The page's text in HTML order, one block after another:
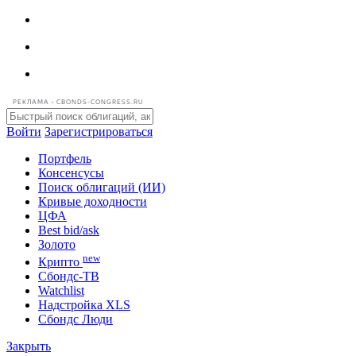
РЕКЛАМА • CBONDS-CONGRESS.RU
Войти Зарегистрироваться
Портфель
Консенсусы
Поиск облигаций (ИИ)
Кривые доходности
ЦФА
Best bid/ask
Золото
Криптоnew
Сбондс-ТВ